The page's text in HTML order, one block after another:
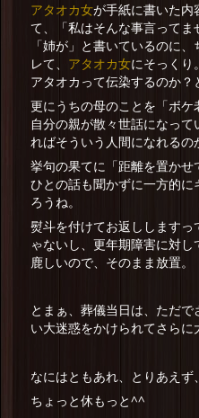
アタオカ女が手紙に書いた内
て、「私はそんな事言ってま
「姉が」と書いているのに
レて、 アタオカ女にそっくり。
アタオカって伝染するのか？
更にうちの母のことを「ボケ
自分の親が散々世話になっ
ればそういう人間になれるの
挙句の果てに「距離を置かせ
ひとの話も聞かずに一方的
ろうね。
熨斗を付けてお返しします
ゃないし、更年期障害に対
鹿しいので、そのまま放置。
とまぁ、葬儀当日は、ただ
い大迷惑をかけられてさらに
なにはともあれ、とりあえず
ちょっと休もっと^^